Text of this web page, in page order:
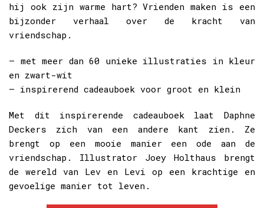
hij ook zijn warme hart? Vrienden maken is een
bijzonder verhaal over de kracht van
vriendschap.
– met meer dan 60 unieke illustraties in kleur
en zwart-wit
– inspirerend cadeauboek voor groot en klein
Met dit inspirerende cadeauboek laat Daphne
Deckers zich van een andere kant zien. Ze
brengt op een mooie manier een ode aan de
vriendschap. Illustrator Joey Holthaus brengt
de wereld van Lev en Levi op een krachtige en
gevoelige manier tot leven.